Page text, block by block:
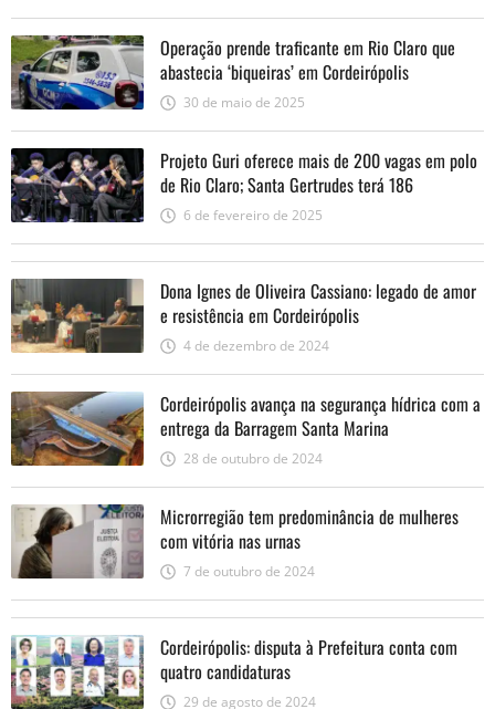
Operação prende traficante em Rio Claro que
abastecia ‘biqueiras’ em Cordeirópolis
30 de maio de 2025
Projeto Guri oferece mais de 200 vagas em polo
de Rio Claro; Santa Gertrudes terá 186
6 de fevereiro de 2025
Dona Ignes de Oliveira Cassiano: legado de amor
e resistência em Cordeirópolis
4 de dezembro de 2024
Cordeirópolis avança na segurança hídrica com a
entrega da Barragem Santa Marina
28 de outubro de 2024
Microrregião tem predominância de mulheres
com vitória nas urnas
7 de outubro de 2024
Cordeirópolis: disputa à Prefeitura conta com
quatro candidaturas
29 de agosto de 2024